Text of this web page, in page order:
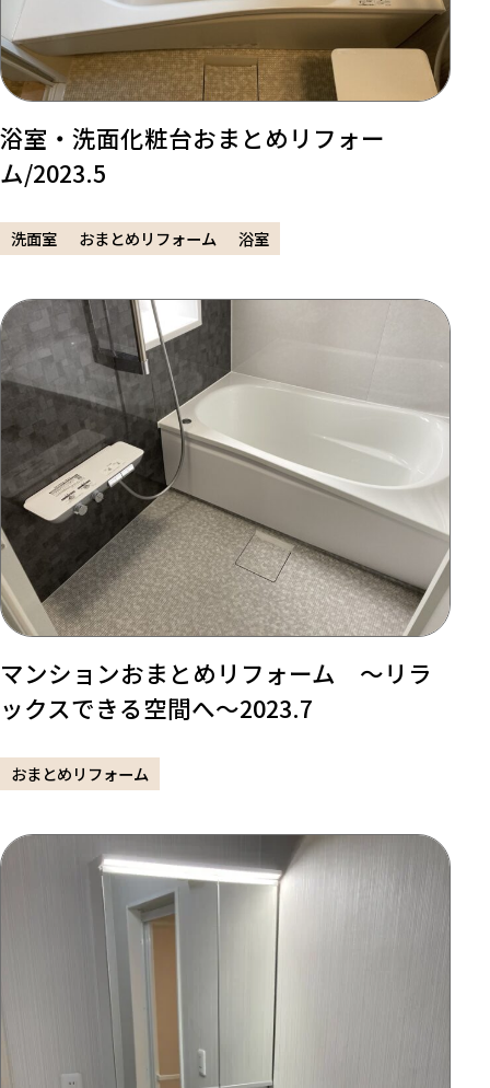
浴室・洗面化粧台おまとめリフォー
ム/2023.5
洗面室 おまとめリフォーム 浴室
マンションおまとめリフォーム ～リラ
ックスできる空間へ～2023.7
おまとめリフォーム